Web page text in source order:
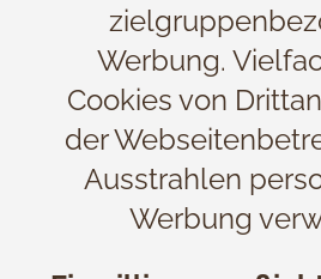
Werbung.
Cookies von
der
Ausstrahlen
Werbung